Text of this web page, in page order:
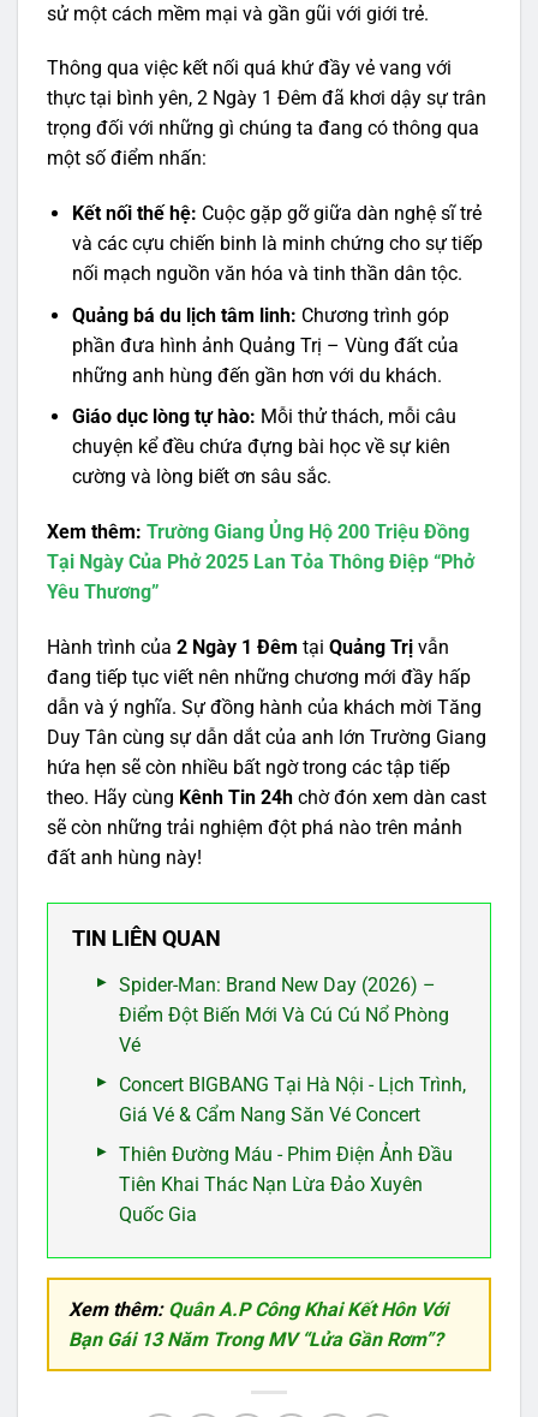
sử một cách mềm mại và gần gũi với giới trẻ.
Thông qua việc kết nối quá khứ đầy vẻ vang với
thực tại bình yên, 2 Ngày 1 Đêm đã khơi dậy sự trân
trọng đối với những gì chúng ta đang có thông qua
một số điểm nhấn:
Kết nối thế hệ: Cuộc gặp gỡ giữa dàn nghệ sĩ trẻ
và các cựu chiến binh là minh chứng cho sự tiếp
nối mạch nguồn văn hóa và tinh thần dân tộc.
Quảng bá du lịch tâm linh: Chương trình góp
phần đưa hình ảnh Quảng Trị – Vùng đất của
những anh hùng đến gần hơn với du khách.
Giáo dục lòng tự hào: Mỗi thử thách, mỗi câu
chuyện kể đều chứa đựng bài học về sự kiên
cường và lòng biết ơn sâu sắc.
Xem thêm: Trường Giang Ủng Hộ 200 Triệu Đồng
Tại Ngày Của Phở 2025 Lan Tỏa Thông Điệp “Phở
Yêu Thương”
Hành trình của 2 Ngày 1 Đêm tại Quảng Trị vẫn
đang tiếp tục viết nên những chương mới đầy hấp
dẫn và ý nghĩa. Sự đồng hành của khách mời Tăng
Duy Tân cùng sự dẫn dắt của anh lớn Trường Giang
hứa hẹn sẽ còn nhiều bất ngờ trong các tập tiếp
theo. Hãy cùng Kênh Tin 24h chờ đón xem dàn cast
sẽ còn những trải nghiệm đột phá nào trên mảnh
đất anh hùng này!
TIN LIÊN QUAN
Spider-Man: Brand New Day (2026) –
Điểm Đột Biến Mới Và Cú Cú Nổ Phòng
Vé
Concert BIGBANG Tại Hà Nội - Lịch Trình,
Giá Vé & Cẩm Nang Săn Vé Concert
Thiên Đường Máu - Phim Điện Ảnh Đầu
Tiên Khai Thác Nạn Lừa Đảo Xuyên
Quốc Gia
Xem thêm: Quân A.P Công Khai Kết Hôn Với
Bạn Gái 13 Năm Trong MV “Lửa Gần Rơm”?